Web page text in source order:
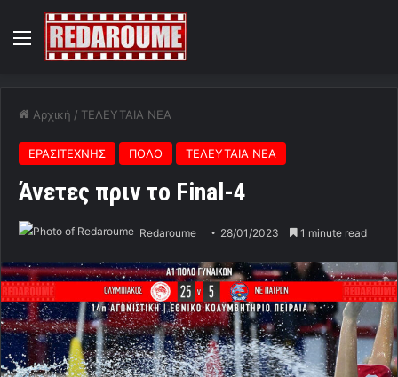
Menu
Αρχική / ΤΕΛΕΥΤΑΙΑ ΝΕΑ
ΕΡΑΣΙΤΕΧΝΗΣ ΠΟΛΟ ΤΕΛΕΥΤΑΙΑ ΝΕΑ
Άνετες πριν το Final-4
Redaroume 28/01/2023 1 minute read